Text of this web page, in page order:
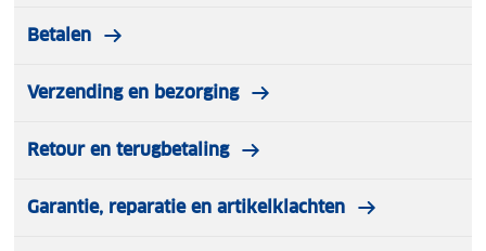
Betalen
Verzending en bezorging
Retour en terugbetaling
Garantie, reparatie en artikelklachten